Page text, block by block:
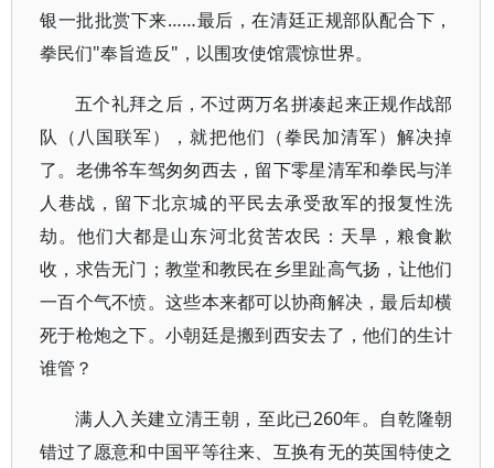
银一批批赏下来……最后，在清廷正规部队配合下，
拳民们"奉旨造反"，以围攻使馆震惊世界。
五个礼拜之后，不过两万名拼凑起来正规作战部
队（八国联军），就把他们（拳民加清军）解决掉
了。老佛爷车驾匆匆西去，留下零星清军和拳民与洋
人巷战，留下北京城的平民去承受敌军的报复性洗
劫。他们大都是山东河北贫苦农民：天旱，粮食歉
收，求告无门；教堂和教民在乡里趾高气扬，让他们
一百个气不愤。这些本来都可以协商解决，最后却横
死于枪炮之下。小朝廷是搬到西安去了，他们的生计
谁管？
满人入关建立清王朝，至此已260年。自乾隆朝
错过了愿意和中国平等往来、互换有无的英国特使之